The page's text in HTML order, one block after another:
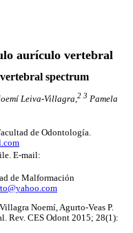
aurículo vertebral
spectrum
Leiva-Villagra,2 3 Pamela
de Odontología.
E-mail:
de Malformación
Noemí, Agurto-Veas P.
Rev. CES Odont 2015; 28(1):